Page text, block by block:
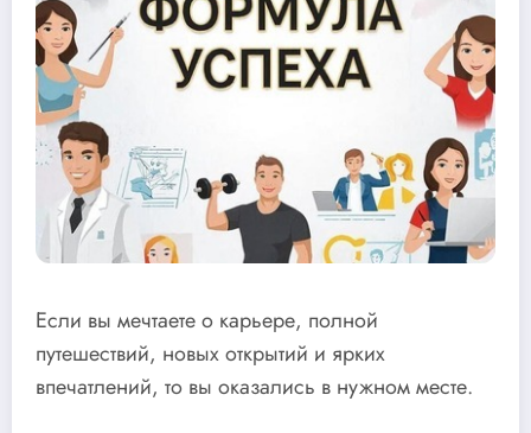
Если вы мечтаете о карьере, полной
путешествий, новых открытий и ярких
впечатлений, то вы оказались в нужном месте.